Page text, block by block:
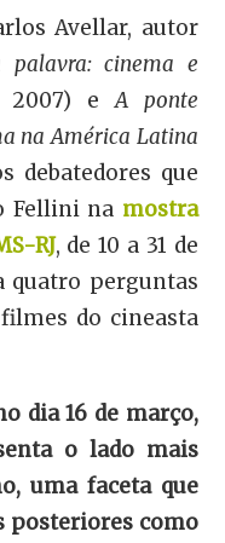
Avellar, autor
palavra: cinema e
2007) eA ponte
na América Latina
debatedores que
Fellini na mostra
RJ, de 10 a 31 de
quatro perguntas
do cineasta
dia 16 de março,
o lado mais
uma faceta que
posteriores como